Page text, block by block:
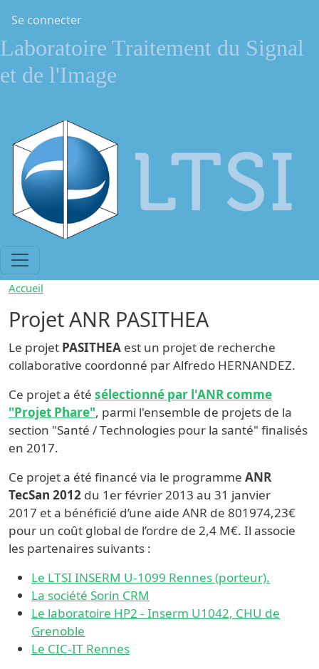
Menu du compte de l'utilisateur
Se connecter
Laboratoire Traitement du Signal
et de l'Image
Accueil
Projet ANR PASITHEA
Le projet PASITHEA est un projet de recherche
collaborative coordonné par Alfredo HERNANDEZ.
Ce projet a été sélectionné par l'ANR comme
"Projet Phare", parmi l'ensemble de projets de la
section "Santé / Technologies pour la santé" finalisés
en 2017.
Ce projet a été financé via le programme ANR
TecSan 2012 du 1er février 2013 au 31 janvier
2017 et a bénéficié d’une aide ANR de 801974,23€
pour un coût global de l’ordre de 2,4 M€. Il associe
les partenaires suivants :
Le LTSI INSERM U-1099 Rennes (porteur).
La société Sorin CRM
Le laboratoire HP2 - Inserm U1042, CHU de
Grenoble
Le CIC-IT Rennes